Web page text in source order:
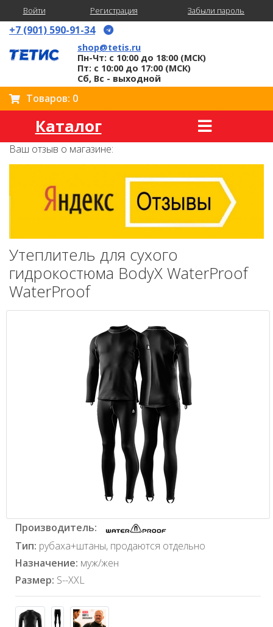
Войти Регистрация Забыли пароль
+7 (901) 590-91-34
shop@tetis.ru
Пн-Чт: с 10:00 до 18:00 (МСК)
Пт: с 10:00 до 17:00 (МСК)
Сб, Вс - выходной
Товаров: 0
Каталог
Ваш отзыв о магазине:
Утеплитель для сухого
гидрокостюма BodyX WaterProof
WaterProof
Производитель:
Тип: рубаха+штаны, продаются отдельно
Назначение: муж/жен
Размер: S--XXL